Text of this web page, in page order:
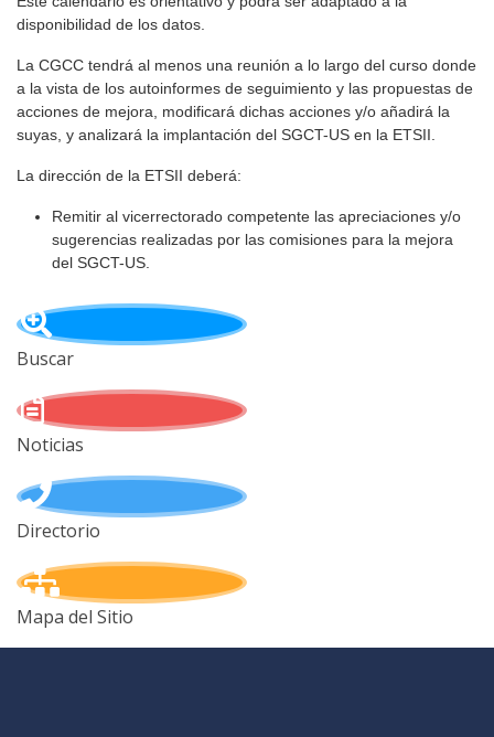
disponibilidad de los datos.
La CGCC tendrá al menos una reunión a lo largo del curso donde
a la vista de los autoinformes de seguimiento y las propuestas de
acciones de mejora, modificará dichas acciones y/o añadirá la
suyas, y analizará la implantación del SGCT-US en la ETSII.
La dirección de la ETSII deberá:
Remitir al vicerrectorado competente las apreciaciones y/o
sugerencias realizadas por las comisiones para la mejora
del SGCT-US.
Buscar
Noticias
Directorio
Mapa del Sitio